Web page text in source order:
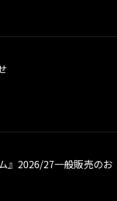
』2026/27一般販売のお